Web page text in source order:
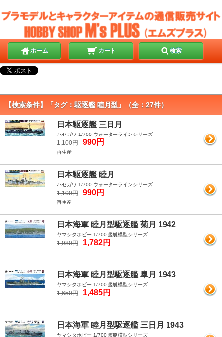
ホーム カート 検索
【検索条件】「タグ：駆逐艦 睦月型」（全：27件）
日本駆逐艦 三日月
ハセガワ 1/700 ウォーターラインシリーズ
1,100円 990円
再生産
日本駆逐艦 睦月
ハセガワ 1/700 ウォーターラインシリーズ
1,100円 990円
再生産
日本海軍 睦月型駆逐艦 菊月 1942
ヤマシタホビー 1/700 艦艇模型シリーズ
1,980円 1,782円
日本海軍 睦月型駆逐艦 皐月 1943
ヤマシタホビー 1/700 艦艇模型シリーズ
1,650円 1,485円
日本海軍 睦月型駆逐艦 三日月 1943
ヤマシタホビー 1/700 艦艇模型シリーズ